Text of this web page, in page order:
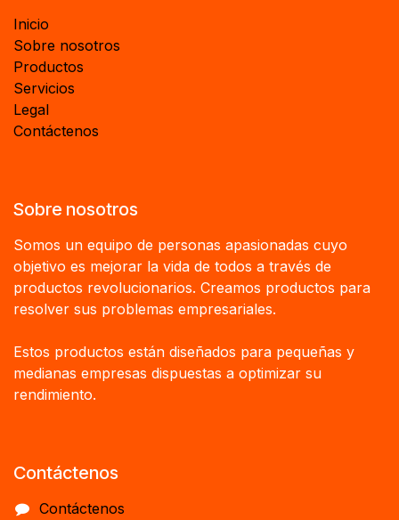
Inicio
Sobre nosotros
Productos
Servicios
Legal
Contáctenos
Sobre nosotros
Somos un equipo de personas apasionadas cuyo
objetivo es mejorar la vida de todos a través de
productos revolucionarios. Creamos productos para
resolver sus problemas empresariales.
Estos productos están diseñados para pequeñas y
medianas empresas dispuestas a optimizar su
rendimiento.
Contáctenos
Contáctenos